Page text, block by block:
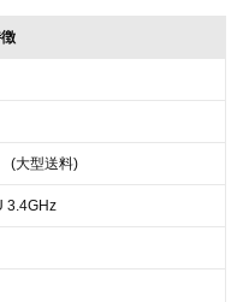
(大型送料)
3.4GHz